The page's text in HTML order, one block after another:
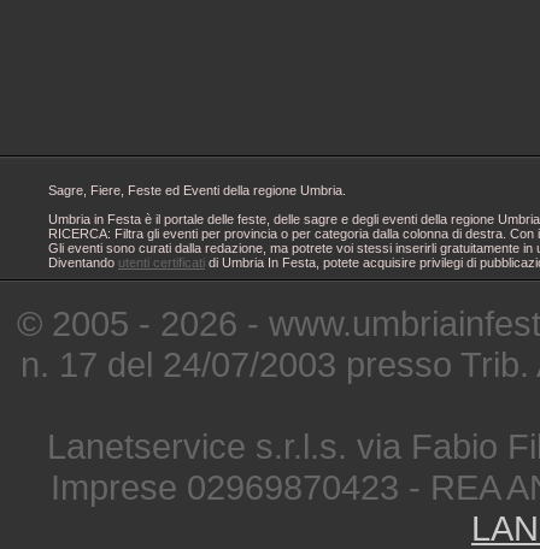
Sagre, Fiere, Feste ed Eventi della regione Umbria.
Umbria in Festa è il portale delle feste, delle sagre e degli eventi della regione
RICERCA: Filtra gli eventi per provincia o per categoria dalla colonna di destra.
Gli eventi sono curati dalla redazione, ma potrete voi stessi inserirli gratuitamente
Diventando utenti certificati di Umbria In Festa, potete acquisire privilegi di
© 2005 - 2026 -
n. 17 del 24/07/2003 presso
Lanetservice s.r.l.s. via Fabio
Imprese 02969870423 - REA